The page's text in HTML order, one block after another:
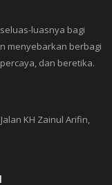
luasnya bagi
menyebarkan berbagi
dan beretika.
KH Zainul Arifin,